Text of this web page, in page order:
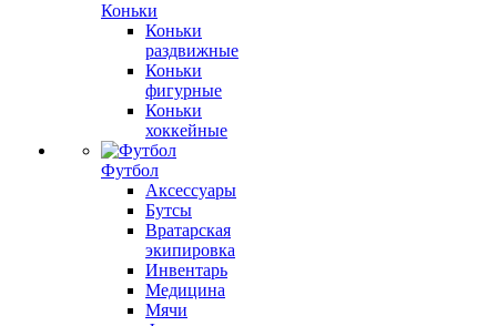
Коньки
Коньки
раздвижные
Коньки
фигурные
Коньки
хоккейные
Футбол
Аксессуары
Бутсы
Вратарская
экипировка
Инвентарь
Медицина
Мячи